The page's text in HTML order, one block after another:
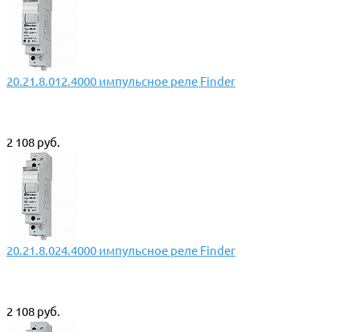
20.21.8.012.4000 импульсное реле Finder
2 108 руб.
20.21.8.024.4000 импульсное реле Finder
2 108 руб.